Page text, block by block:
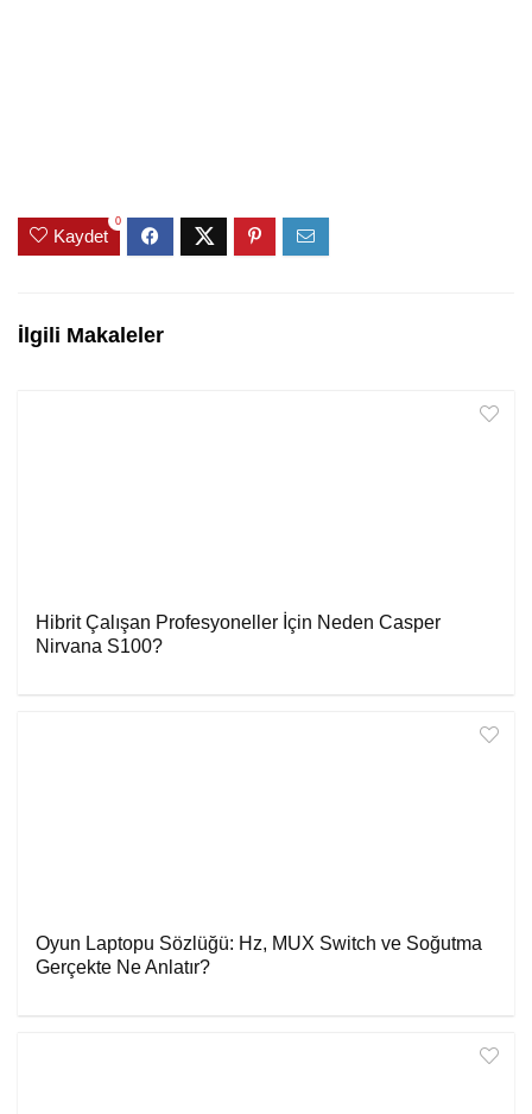
Kaydet
0
İlgili Makaleler
Hibrit Çalışan Profesyoneller İçin Neden Casper
Nirvana S100?
Oyun Laptopu Sözlüğü: Hz, MUX Switch ve Soğutma
Gerçekte Ne Anlatır?